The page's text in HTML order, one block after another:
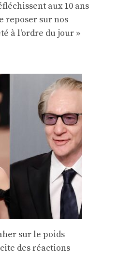
aux 10 ans
reposer sur nos
à l'ordre du jour »
sur le poids
des réactions